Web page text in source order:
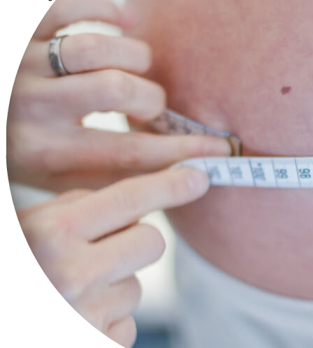
Beikostseminar
Vegane und vegetarische Ernährung in
Schwangerschaft und Stillzeit
Kooperationspartner